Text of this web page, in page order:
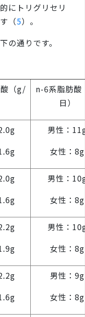
にトリグリセリ
（5）。
の通りです。
（g/
n-6系脂肪
日）
男性：
女性：8g
男性：
女性：8g
男性：
女性：8g
男性：9g
女性：8g